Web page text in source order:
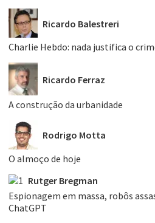
Ricardo Balestreri
Charlie Hebdo: nada justifica o
Ricardo Ferraz
A construção da urbanidade
Rodrigo Motta
O almoço de hoje
Rutger Bregman
Espionagem em massa, robôs
ChatGPT